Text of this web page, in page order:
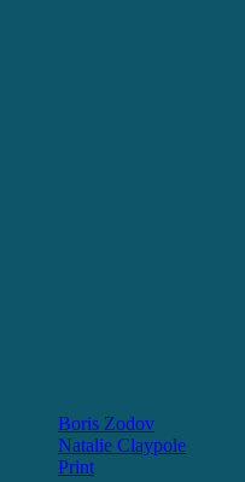
Boris Zodov
Natalie Claypole
Print